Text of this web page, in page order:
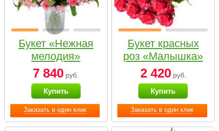
Заказать в один клик
Букет «Нежная
мелодия»
7 840 руб.
Купить
Заказать в один клик
Букет красных
роз «Малышка»
2 420руб.
Купить